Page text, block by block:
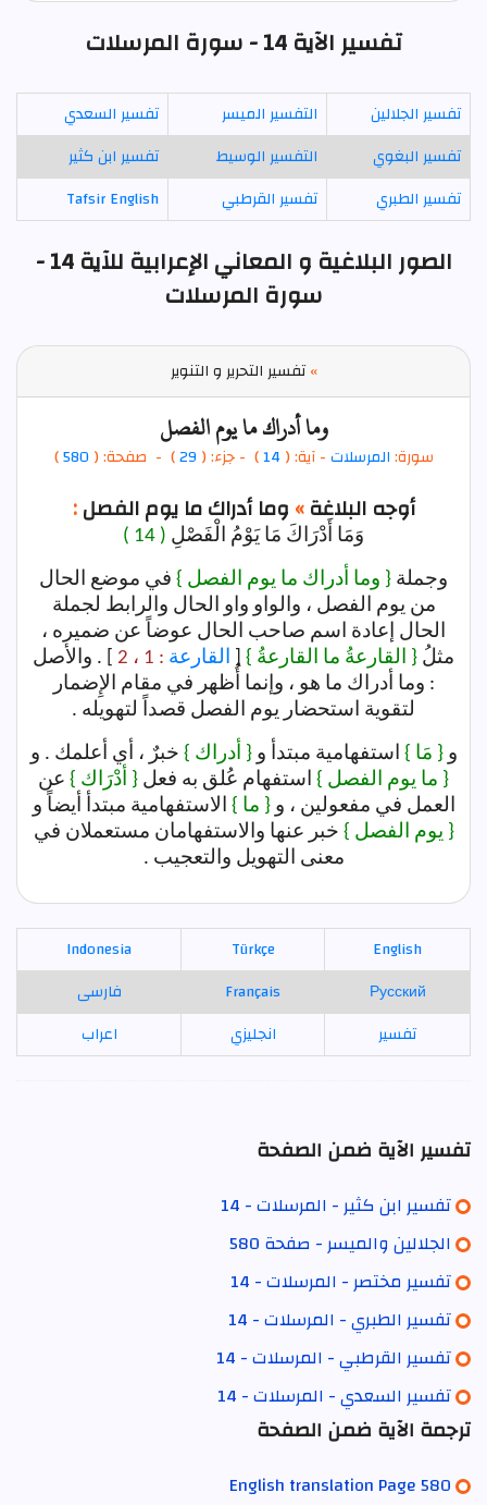
تفسير الآية 14 - سورة المرسلات
تفسير الجلالين التفسير الميسر
تفسير السعدي
تفسير البغوي
التفسير الوسيط
تفسير ابن كثير
تفسير الطبري
تفسير القرطبي Tafsir English
الصور البلاغية و المعاني الإعرابية للآية 14 -
سورة المرسلات
» تفسير التحرير و التنوير
وما أدراك ما يوم الفصل
سورة:المرسلات- آية: ( 14
) - جزء: (29) - صفحة: (580
)
أوجه البلاغة» وما أدراك ما يوم الفصل:
وَمَا أَدْرَاكَ مَا يَوْمُ الْفَصْلِ ( 14 )
وجملة { وما أدراك ما يوم الفصل } في موضع الحال
من يوم الفصل ، والواو واو الحال والرابط لجملة
الحال إعادة اسم صاحب الحال عوضاً عن ضميره ،
مثلُ { القارعةُ ما القارعةُ } [ القارعة : 1 ، 2
] . والأصل
: وما أدراك ما هو ، وإنما أُظهر في مقام الإِضمار
لتقوية استحضار يوم الفصل قصداً لتهويله .
و{ مَا } استفهامية مبتدأ و{ أدراك } خبرٌ ، أي أعلمك . و
{ ما يوم الفصل } استفهام عُلق به فعل { أدْرَاك } عن
العمل في مفعولين ، و{ ما } الاستفهامية مبتدأ أيضاً و
{ يوم الفصل } خبر عنها والاستفهامان مستعملان في
معنى التهويل والتعجيب .
English
Türkçe
Indonesia
Русский
Français
فارسی
تفسير
انجليزي اعراب
تفسير الآية ضمن الصفحة
تفسير ابن كثير - المرسلات - 14
الجلالين والميسر - صفحة 580
تفسير مختصر - المرسلات - 14
تفسير الطبري - المرسلات - 14
تفسير القرطبي - المرسلات - 14
تفسير السعدي - المرسلات - 14
ترجمة الآية ضمن الصفحة
English translation Page 580